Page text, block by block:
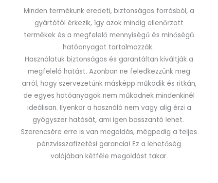
Minden termékünk eredeti, biztonságos forrásból, a
gyártótól érkezik, így azok mindig ellenőrzött
termékek és a megfelelő mennyiségű és minőségű
hatóanyagot tartalmazzák.
Használatuk biztonságos és garantáltan kiváltják a
megfelelő hatást. Azonban ne feledkezzünk meg
arról, hogy szervezetünk másképp működik és ritkán,
de egyes hatóanyagok nem működnek mindenkinél
ideálisan. Ilyenkor a használó nem vagy alig érzi a
gyógyszer hatását, ami igen bosszantó lehet.
Szerencsére erre is van megoldás, mégpedig a teljes
pénzvisszafizetési garancia! Ez a lehetőség
valójában kétféle megoldást takar.